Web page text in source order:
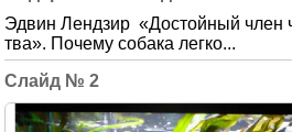
Эдвин Лендзир «Достойный член
тва». Почему собака легко...
2